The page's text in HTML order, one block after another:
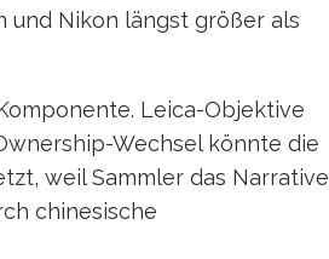
und Nikon längst größer als
Leica-Objektive
Wechsel könnte die
weil Sammler das Narrative
chinesische